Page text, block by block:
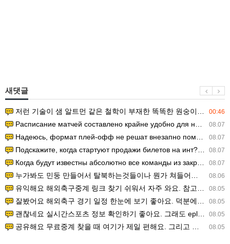
새댓글
00:46
저런 기술이 샘 알트먼 같은 철학이 부재한 똑똑한 원숭이에게 있다는게 문제.
08.07
Расписание матчей составлено крайне удобно для нашего часово…
08.07
Надеюсь, формат плей-офф не решат внезапно поменять. https:/…
08.07
Подскажите, когда стартуют продажи билетов на инт? https://g…
08.07
Когда будут известны абсолютно все команды из закрытых квали…
08.06
누가봐도 민둥 만들어서 탈북하는것들이나 뭔가 쳐들어오는 낌새를 미리 알아차리기 위함이지 저걸 전쟁준비라고 하…
08.05
유익해요 해외축구중계 링크 찾기 쉬워서 자주 와요. 참고로 무료스포츠중계 정보 확인할 때 출처 꼭 체크해요.…
08.05
잘봤어요 해외축구 경기 일정 한눈에 보기 좋아요. 덕분에 epl중계 볼 때 공식 중계 채널 먼저 찾아봐요. …
08.05
괜찮네요 실시간스포츠 정보 확인하기 좋아요. 그래도 epl중계 볼 때 공식 중계 채널 먼저 찾아봐요. 북마크…
08.05
공유해요 무료중계 찾을 때 여기가 제일 편해요. 그리고 무료스포츠중계 정보 확인할 때 출처 꼭 체크해요. 앞…